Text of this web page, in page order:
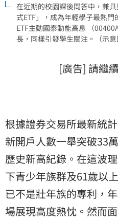
在近期的校園課後問答中，兼
式ETF」，成為年輕學子最熱
ETF主動國泰動能高息 （
長，同樣引發學生關注。（示意
[廣告] 請繼
根據證券交易所最新統
新開戶人數一舉突破33
歷史新高紀錄。在這波
下青少年族群及61歲以
已不是壯年族的專利，
場展現高度熱忱。然而